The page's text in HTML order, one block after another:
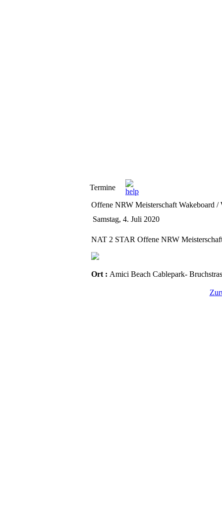
Termine
Offene NRW Meisterschaft Wakeboard
Samstag, 4. Juli 2020
NAT 2 STAR Offene NRW
Ort : Amici Beach Cablepark-